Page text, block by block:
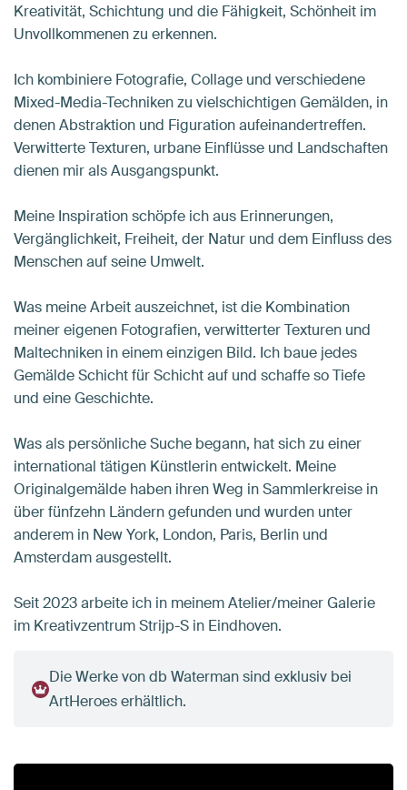
Kreativität, Schichtung und die Fähigkeit, Schönheit im
Unvollkommenen zu erkennen.
Ich kombiniere Fotografie, Collage und verschiedene
Mixed-Media-Techniken zu vielschichtigen Gemälden, in
denen Abstraktion und Figuration aufeinandertreffen.
Verwitterte Texturen, urbane Einflüsse und Landschaften
dienen mir als Ausgangspunkt.
Meine Inspiration schöpfe ich aus Erinnerungen,
Vergänglichkeit, Freiheit, der Natur und dem Einfluss des
Menschen auf seine Umwelt.
Was meine Arbeit auszeichnet, ist die Kombination
meiner eigenen Fotografien, verwitterter Texturen und
Maltechniken in einem einzigen Bild. Ich baue jedes
Gemälde Schicht für Schicht auf und schaffe so Tiefe
und eine Geschichte.
Was als persönliche Suche begann, hat sich zu einer
international tätigen Künstlerin entwickelt. Meine
Originalgemälde haben ihren Weg in Sammlerkreise in
über fünfzehn Ländern gefunden und wurden unter
anderem in New York, London, Paris, Berlin und
Amsterdam ausgestellt.
Seit 2023 arbeite ich in meinem Atelier/meiner Galerie
im Kreativzentrum Strijp-S in Eindhoven.
Die Werke von db Waterman sind exklusiv bei
ArtHeroes erhältlich.